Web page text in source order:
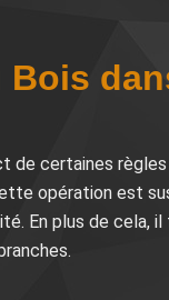
de certaines
opération est
En plus de cela,